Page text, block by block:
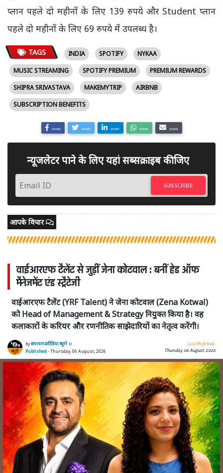
प्लान पहले दो महीनों के लिए 139 रुपये और Student प्लान
पहले दो महीनों के लिए 69 रुपये में उपलब्ध है।
TAGS INDIA SPOTIFY
NYKAA
MUSIC STREAMING
SPOTIFY PREMIUM
PREMIUM REWARDS
SHIPRA SRIVASTAVA
MAKEMYTRIP
AIRBNB
SUBSCRIPTION BENEFITS
SHARE SHARE SHARE SHARE SHARE
न्यूजलेटर पाने के लिए यहां सब्सक्राइब कीजिए
SUBSCRIBE
आपके विचार
वाईआरएफ टैलेंट से जुड़ीं जेना कोटवाल : बनीं हेड ऑफ
मैनेजमेंट एंड स्ट्रैटेजी
वाईआरएफ टैलेंट (YRF Talent) ने जेना कोटवाल (Zena Kotwal)
को Head of Management & Strategy नियुक्त किया है। वह
कलाकारों के करियर और रणनीतिक साझेदारियों का नेतृत्व करेंगी।
byसमाचार4मीडिया ब्यूरो ।।
Published - Thursday, 06 August, 2026
Last Modified:
Thursday, 06 August, 2026